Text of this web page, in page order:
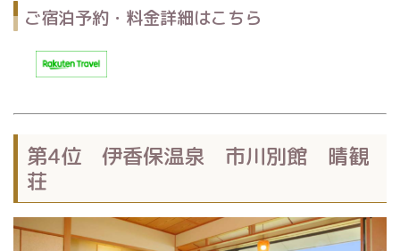
ご宿泊予約・料金詳細はこちら
第4位 伊香保温泉 市川別館 晴観
荘